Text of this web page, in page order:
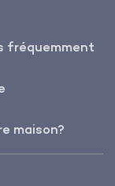
fréquemment
maison?